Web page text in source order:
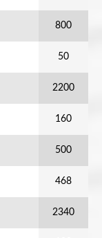
800
50
2200
160
500
468
2340